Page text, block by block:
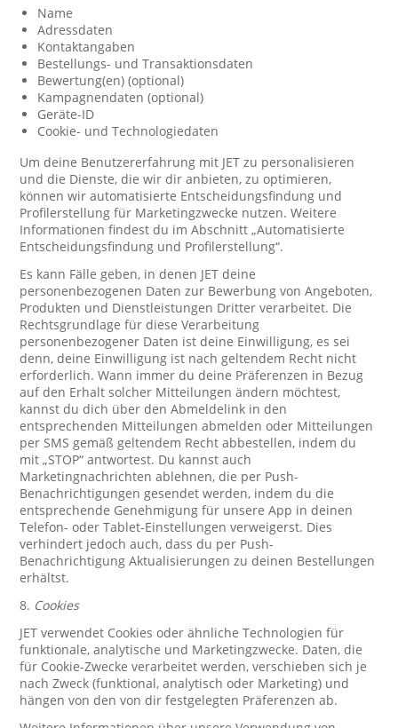
Name
Adressdaten
Kontaktangaben
Bestellungs- und Transaktionsdaten
Bewertung(en) (optional)
Kampagnendaten (optional)
Geräte-ID
Cookie- und Technologiedaten
Um deine Benutzererfahrung mit JET zu personalisieren
und die Dienste, die wir dir anbieten, zu optimieren,
können wir automatisierte Entscheidungsfindung und
Profilerstellung für Marketingzwecke nutzen. Weitere
Informationen findest du im Abschnitt „Automatisierte
Entscheidungsfindung und Profilerstellung“.
Es kann Fälle geben, in denen JET deine
personenbezogenen Daten zur Bewerbung von Angeboten,
Produkten und Dienstleistungen Dritter verarbeitet. Die
Rechtsgrundlage für diese Verarbeitung
personenbezogener Daten ist deine Einwilligung, es sei
denn, deine Einwilligung ist nach geltendem Recht nicht
erforderlich. Wann immer du deine Präferenzen in Bezug
auf den Erhalt solcher Mitteilungen ändern möchtest,
kannst du dich über den Abmeldelink in den
entsprechenden Mitteilungen abmelden oder Mitteilungen
per SMS gemäß geltendem Recht abbestellen, indem du
mit „STOP“ antwortest. Du kannst auch
Marketingnachrichten ablehnen, die per Push-
Benachrichtigungen gesendet werden, indem du die
entsprechende Genehmigung für unsere App in deinen
Telefon- oder Tablet-Einstellungen verweigerst. Dies
verhindert jedoch auch, dass du per Push-
Benachrichtigung Aktualisierungen zu deinen Bestellungen
erhältst.
8. Cookies
JET verwendet Cookies oder ähnliche Technologien für
funktionale, analytische und Marketingzwecke. Daten, die
für Cookie-Zwecke verarbeitet werden, verschieben sich je
nach Zweck (funktional, analytisch oder Marketing) und
hängen von den von dir festgelegten Präferenzen ab.